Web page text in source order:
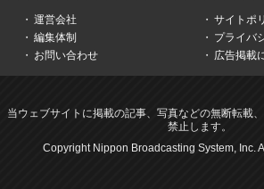
運営会社
サイトポ
編集体制
プライバ
お問い合わせ
広告掲載
当ウェブサイトに掲載の記事、写真などの無断転載
禁止します。
Copyright Nippon Broadcasting System, Inc.